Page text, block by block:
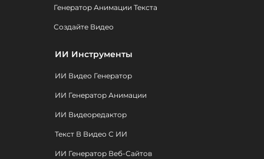
Генератор Анимации Текста
Создайте Видео
ИИ Инструменты
ИИ Видео Генератор
ИИ Генератор Анимации
ИИ Видеоредактор
Текст В Видео С ИИ
ИИ Генератор Веб-Сайтов